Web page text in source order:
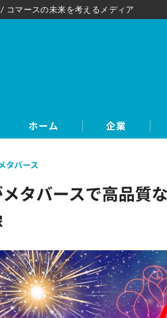
ホーム 企業
タバースで高品
タバース
コマースの未来を考えるメディア